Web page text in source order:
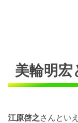
美輪明宏
江原啓之さんとい